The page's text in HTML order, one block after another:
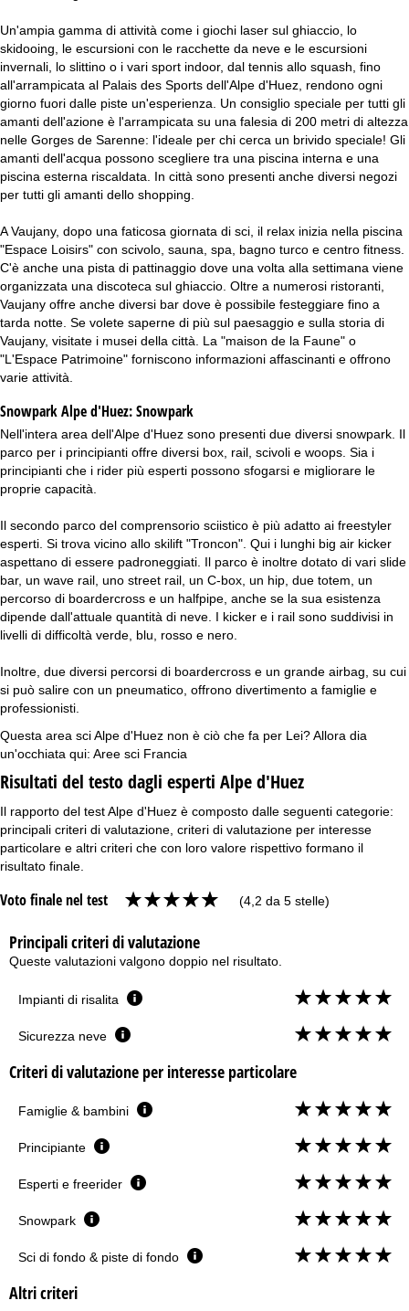
Un'ampia gamma di attività come i giochi laser sul ghiaccio, lo
skidooing, le escursioni con le racchette da neve e le escursioni
invernali, lo slittino o i vari sport indoor, dal tennis allo squash, fino
all'arrampicata al Palais des Sports dell'Alpe d'Huez, rendono ogni
giorno fuori dalle piste un'esperienza. Un consiglio speciale per tutti gli
amanti dell'azione è l'arrampicata su una falesia di 200 metri di altezza
nelle Gorges de Sarenne: l'ideale per chi cerca un brivido speciale! Gli
amanti dell'acqua possono scegliere tra una piscina interna e una
piscina esterna riscaldata. In città sono presenti anche diversi negozi
per tutti gli amanti dello shopping.
A Vaujany, dopo una faticosa giornata di sci, il relax inizia nella piscina
"Espace Loisirs" con scivolo, sauna, spa, bagno turco e centro fitness.
C'è anche una pista di pattinaggio dove una volta alla settimana viene
organizzata una discoteca sul ghiaccio. Oltre a numerosi ristoranti,
Vaujany offre anche diversi bar dove è possibile festeggiare fino a
tarda notte. Se volete saperne di più sul paesaggio e sulla storia di
Vaujany, visitate i musei della città. La "maison de la Faune" o
"L'Espace Patrimoine" forniscono informazioni affascinanti e offrono
varie attività.
Snowpark Alpe d'Huez:Snowpark
Nell'intera area dell'Alpe d'Huez sono presenti due diversi snowpark. Il
parco per i principianti offre diversi box, rail, scivoli e woops. Sia i
principianti che i rider più esperti possono sfogarsi e migliorare le
proprie capacità.
Il secondo parco del comprensorio sciistico è più adatto ai freestyler
esperti. Si trova vicino allo skilift "Troncon". Qui i lunghi big air kicker
aspettano di essere padroneggiati. Il parco è inoltre dotato di vari slide
bar, un wave rail, uno street rail, un C-box, un hip, due totem, un
percorso di boardercross e un halfpipe, anche se la sua esistenza
dipende dall'attuale quantità di neve. I kicker e i rail sono suddivisi in
livelli di difficoltà verde, blu, rosso e nero.
Inoltre, due diversi percorsi di boardercross e un grande airbag, su cui
si può salire con un pneumatico, offrono divertimento a famiglie e
professionisti.
Questa area sci Alpe d'Huez non è ciò che fa per Lei? Allora dia
un'occhiata qui: Aree sci Francia
Risultati del testo dagli esperti Alpe d'Huez
Il rapporto del test Alpe d'Huez è composto dalle seguenti categorie:
principali criteri di valutazione, criteri di valutazione per interesse
particolare e altri criteri che con loro valore rispettivo formano il
risultato finale.
Voto finale nel test (4,2 da 5 stelle)
Principali criteri di valutazione
Queste valutazioni valgono doppio nel risultato.
Impianti di risalita
Sicurezza neve
Criteri di valutazione per interesse particolare
Famiglie & bambini
Principiante
Esperti e freerider
Snowpark
Sci di fondo & piste di fondo
Altri criteri